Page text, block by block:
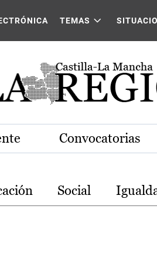
Mancha
TEMAS
Convocatorias
Social